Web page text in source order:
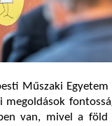
Műszaki
megoldások
van, mivel a